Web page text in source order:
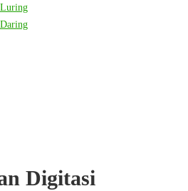
Digitasi